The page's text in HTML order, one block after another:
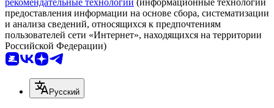
предоставления информации на основе сбора, систематизации
и анализа сведений, относящихся к предпочтениям
пользователей сети «Интернет», находящихся на территории
Российской Федерации)
Русский